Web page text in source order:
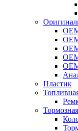
Пластик